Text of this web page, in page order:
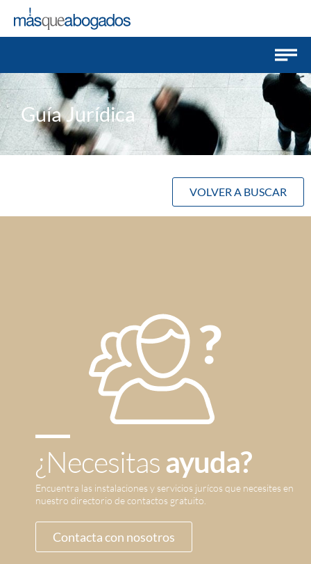
Guía Jurídica
VOLVER A BUSCAR
¿Necesitasayuda?
Encuentra las instalaciones y servicios jurícos que necesites en
nuestro directorio de contactos gratuito.
Contacta con nosotros